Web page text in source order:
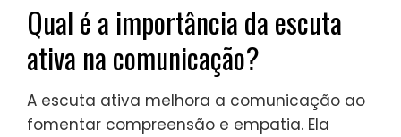
Qual é a importância da escuta
ativa na comunicação?
A escuta ativa melhora a comunicação ao
fomentar compreensão e empatia. Ela